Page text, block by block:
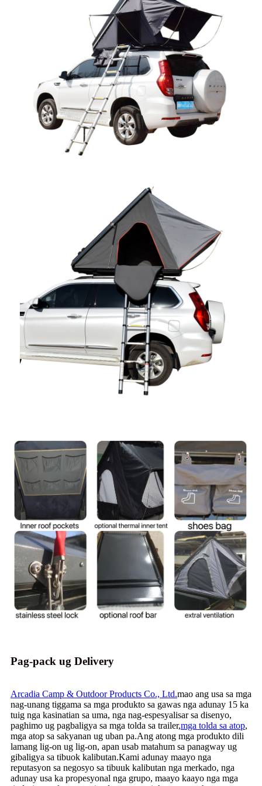
Pag-pack ug Delivery
Arcadia Camp & Outdoor Products Co., Ltd.mao ang usa sa mga
nag-unang tiggama sa mga produkto sa gawas nga adunay 15 ka
tuig nga kasinatian sa uma, nga nag-espesyalisar sa disenyo,
paghimo ug pagbaligya sa mga tolda sa trailer,mga tolda sa atop,
mga atop sa sakyanan ug uban pa.Ang atong mga produkto dili
lamang lig-on ug lig-on, apan usab matahum sa panagway ug
gibaligya sa tibuok kalibutan.Kami adunay maayo nga
reputasyon sa negosyo sa tibuuk kalibutan nga merkado, nga
adunay usa ka propesyonal nga grupo, maayo kaayo nga mga